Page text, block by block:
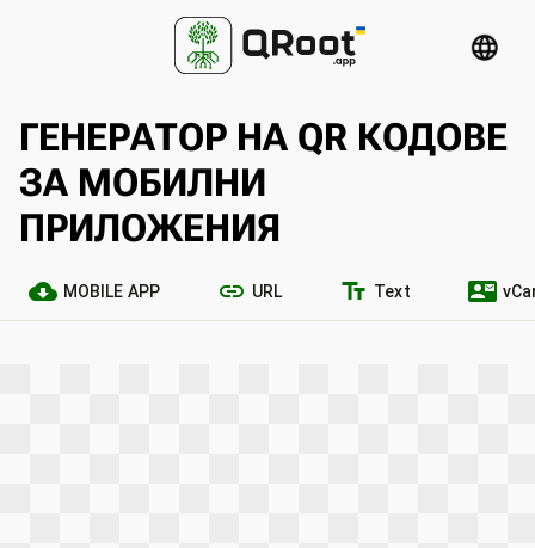
language
ГЕНЕРАТОР НА QR КОДОВЕ
ЗА МОБИЛНИ
ПРИЛОЖЕНИЯ
cloud_download MOBILE APP link URL text_fields Text contact_mail